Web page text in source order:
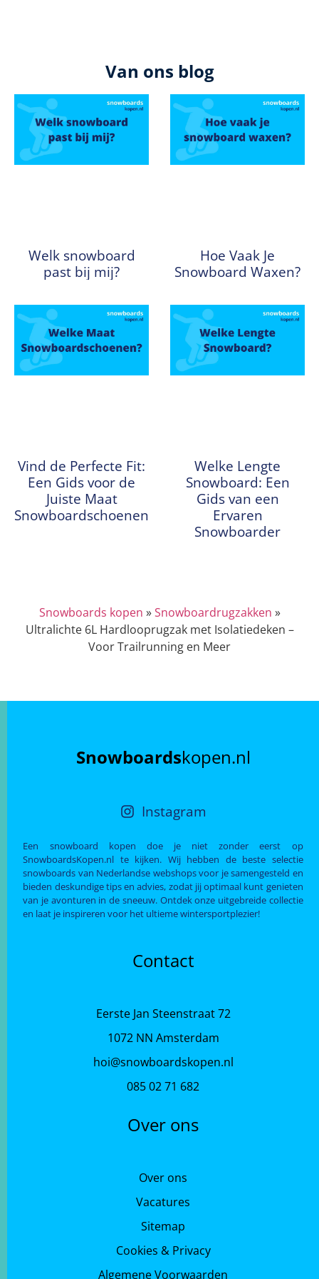
Van ons blog
Welk snowboard
past bij mij?
Hoe Vaak Je
Snowboard Waxen?
Vind de Perfecte Fit:
Een Gids voor de
Juiste Maat
Snowboardschoenen
Welke Lengte
Snowboard: Een
Gids van een
Ervaren
Snowboarder
Snowboards kopen »Snowboardrugzakken »
Ultralichte 6L Hardlooprugzak met Isolatiedeken –
Voor Trailrunning en Meer
Snowboardskopen.nl
Instagram
Een snowboard kopen doe je niet zonder eerst op
SnowboardsKopen.nl te kijken. Wij hebben de beste selectie
snowboards van Nederlandse webshops voor je samengesteld en
bieden deskundige tips en advies, zodat jij optimaal kunt genieten
van je avonturen in de sneeuw. Ontdek onze uitgebreide collectie
en laat je inspireren voor het ultieme wintersportplezier!
Contact
Eerste Jan Steenstraat 72
1072 NN Amsterdam
hoi@snowboardskopen.nl
085 02 71 682
Over ons
Over ons
Vacatures
Sitemap
Cookies & Privacy
Algemene Voorwaarden